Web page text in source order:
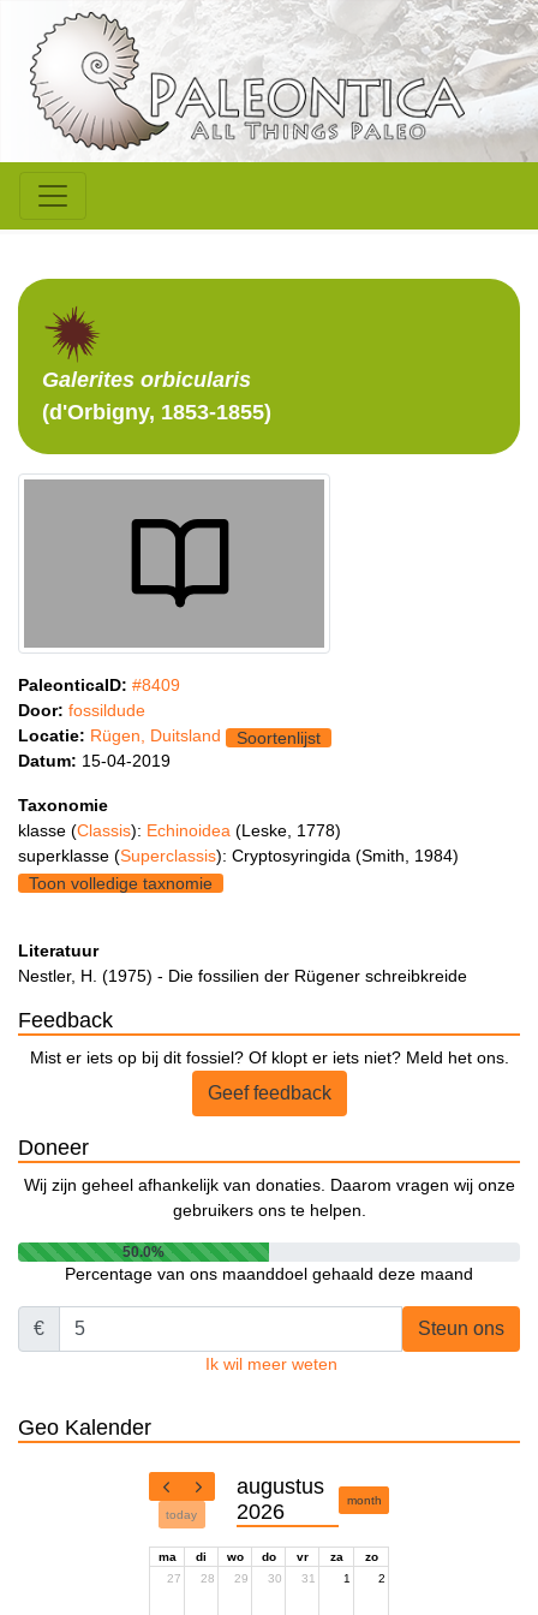
Galerites orbicularis
(d'Orbigny, 1853-1855)
PaleonticaID: #8409
Door: fossildude
Locatie: Rügen, Duitsland
Soortenlijst
Datum: 15-04-2019
Taxonomie
klasse (Classis): Echinoidea (Leske, 1778)
superklasse (Superclassis): Cryptosyringida (Smith, 1984)
Toon volledige taxnomie
Literatuur
Nestler, H. (1975) - Die fossilien der Rügener schreibkreide
Feedback
Mist er iets op bij dit fossiel? Of klopt er iets niet? Meld het ons.
Geef feedback
Doneer
Wij zijn geheel afhankelijk van donaties. Daarom vragen wij onze
gebruikers ons te helpen.
50.0%
Percentage van ons maanddoel gehaald deze maand
€ Steun ons
Ik wil meer weten
Geo Kalender
today
augustus
2026
month
ma di wo do vr za
zo
27
28 29 30 31 1 2